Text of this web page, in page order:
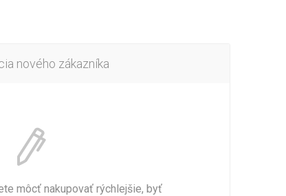
nového zákazníka
môcť nakupovať rýchlejšie, byť